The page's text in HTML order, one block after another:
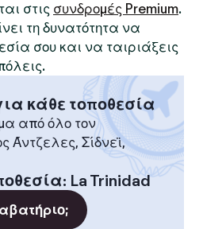
στις συνδρομές Premium.
τη δυνατότητα να
σου και να ταιριάξεις
κάθε τοποθεσία
από όλο τον
Άντζελες, Σίδνεϊ,
: La Trinidad